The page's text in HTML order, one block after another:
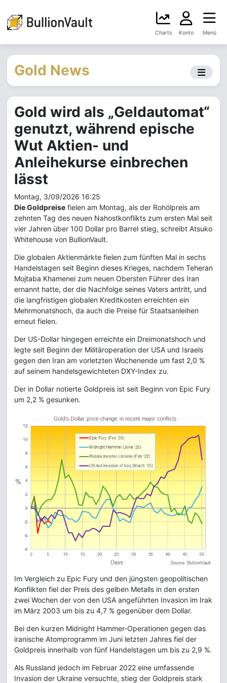
Charts Konto Menü
Gold News
Gold wird als „Geldautomat“
genutzt, während epische
Wut Aktien- und
Anleihekurse einbrechen
lässt
Montag, 3/09/2026 16:25
Die Goldpreise fielen am Montag, als der Rohölpreis am
zehnten Tag des neuen Nahostkonflikts zum ersten Mal seit
vier Jahren über 100 Dollar pro Barrel stieg, schreibt Atsuko
Whitehouse von BullionVault.
Die globalen Aktienmärkte fielen zum fünften Mal in sechs
Handelstagen seit Beginn dieses Krieges, nachdem Teheran
Mojtaba Khamenei zum neuen Obersten Führer des Iran
ernannt hatte, der die Nachfolge seines Vaters antritt, und
die langfristigen globalen Kreditkosten erreichten ein
Mehrmonatshoch, da auch die Preise für Staatsanleihen
erneut fielen.
Der US-Dollar hingegen erreichte ein Dreimonatshoch und
legte seit Beginn der Militäroperation der USA und Israels
gegen den Iran am vorletzten Wochenende um fast 2,0 %
auf seinem handelsgewichteten DXY-Index zu.
Der in Dollar notierte Goldpreis ist seit Beginn von Epic Fury
um 2,2 % gesunken.
Im Vergleich zu Epic Fury und den jüngsten geopolitischen
Konflikten fiel der Preis des gelben Metalls in den ersten
zwei Wochen der von den USA angeführten Invasion im Irak
im März 2003 um bis zu 4,7 % gegenüber dem Dollar.
Bei den kurzen Midnight Hammer-Operationen gegen das
iranische Atomprogramm im Juni letzten Jahres fiel der
Goldpreis innerhalb von fünf Handelstagen um bis zu 2,9 %.
Als Russland jedoch im Februar 2022 eine umfassende
Invasion der Ukraine versuchte, stieg der Goldpreis stark